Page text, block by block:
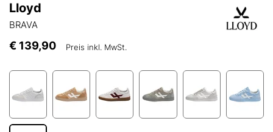
Lloyd
BRAVA
€ 139,90 Preis inkl. MwSt.